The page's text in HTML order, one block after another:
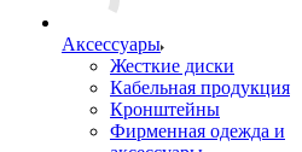
Аксессуары
Жесткие диски
Кабельная продукция
Кронштейны
Фирменная одежда и